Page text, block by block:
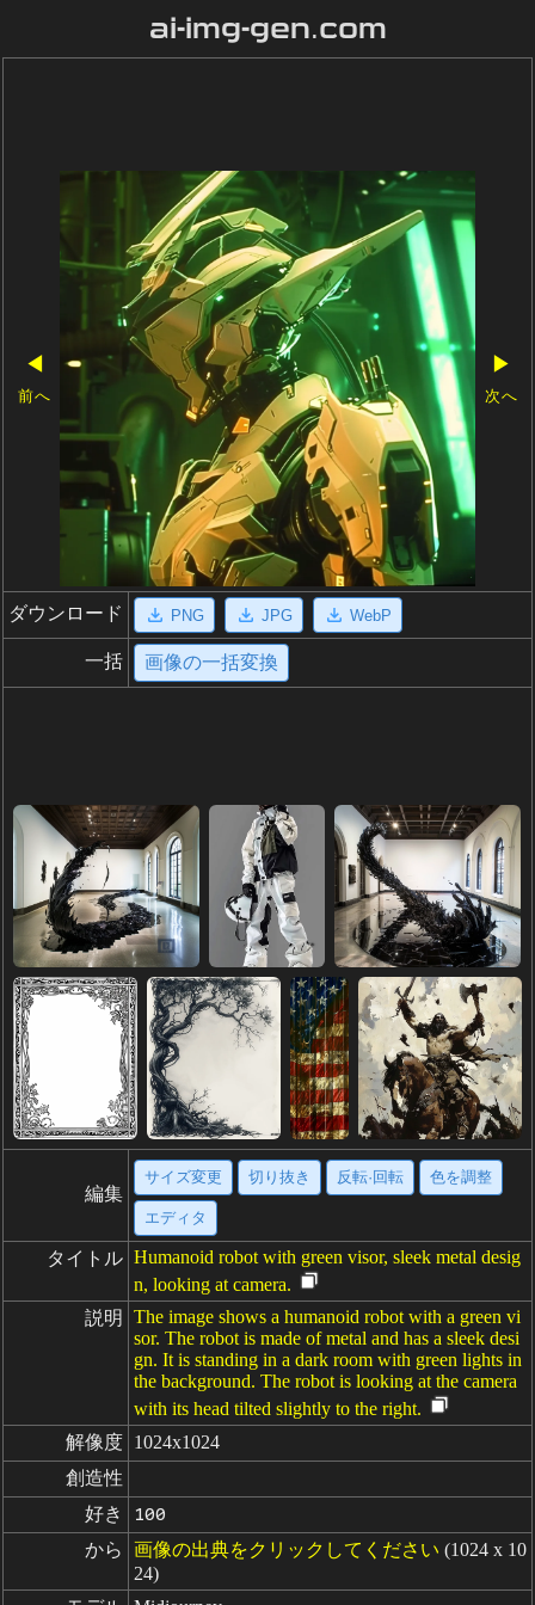
ai-img-gen.com
◀
前へ
▶
次へ
ダウンロード PNG JPG WebP
一括 画像の一括変換
編集
サイズ変更 切り抜き 反転·回転 色を調整
エディタ
タイトル Humanoid robot with green visor, sleek metal desig
n, looking at camera.
説明
The image shows a humanoid robot with a green vi
sor. The robot is made of metal and has a sleek desi
gn. It is standing in a dark room with green lights in
the background. The robot is looking at the camera
with its head tilted slightly to the right.
解像度 1024x1024
創造性
好き
100
から 画像の出典をクリックしてください (1024 x 10
24)